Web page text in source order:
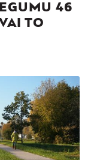
46
TO